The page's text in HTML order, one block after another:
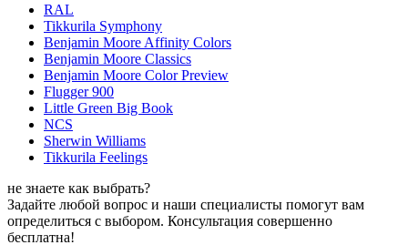
полироли для пластика
очистители салона
очистители двигателя
очистители тормозов
Материалы для зимних работ
краски для штукатурки
грунтовки
пропитки для древесины
пены и клеи
Новинки
RAL
Tikkurila Symphony
Benjamin Moore Affinity Colors
Benjamin Moore Classics
Benjamin Moore Color Preview
Flugger 900
Little Green Big Book
NCS
Sherwin Williams
Tikkurila Feelings
не знаете как выбрать?
Задайте любой вопрос и наши специалисты помогут вам
определиться с выбором. Консультация совершенно
бесплатна!